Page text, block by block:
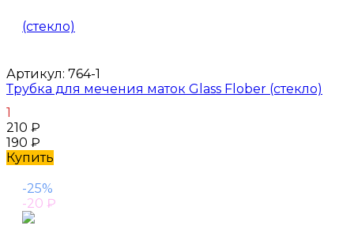
Артикул: 764-1
Трубка для мечения маток Glass Flober (стекло)
1
210 ₽
190 ₽
Купить
-25%
-20 ₽